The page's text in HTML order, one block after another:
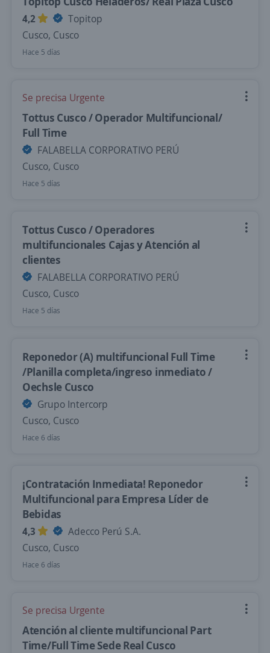
4,2
Topitop
Cusco, Cusco
Hace 5 días
Se precisa Urgente
Tottus Cusco / Operador Multifuncional/
Full Time
FALABELLA CORPORATIVO PERÚ
Cusco, Cusco
Hace 5 días
Tottus Cusco / Operadores
multifuncionales Cajas y Atención al
clientes
FALABELLA CORPORATIVO PERÚ
Cusco, Cusco
Hace 5 días
Reponedor (A) multifuncional Full Time
/Planilla completa/ingreso inmediato /
Oechsle Cusco
Grupo Intercorp
Cusco, Cusco
Hace 6 días
¡Contratación Inmediata! Reponedor
Multifuncional para Empresa Líder de
Bebidas
4,3
Adecco Perú S.A.
Cusco, Cusco
Hace 6 días
Se precisa Urgente
Atención al cliente multifuncional Part
Time/Full Time Sede Real Cusco